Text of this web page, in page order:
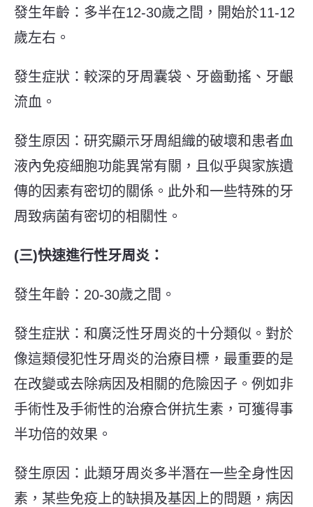
發生年齡：多半在12-30歲之間，開始於11-12
歲左右。
發生症狀：較深的牙周囊袋、牙齒動搖、牙齦
流血。
發生原因：研究顯示牙周組織的破壞和患者血
液內免疫細胞功能異常有關，且似乎與家族遺
傳的因素有密切的關係。此外和一些特殊的牙
周致病菌有密切的相關性。
(三)快速進行性牙周炎：
發生年齡：20-30歲之間。
發生症狀：和廣泛性牙周炎的十分類似。對於
像這類侵犯性牙周炎的治療目標，最重要的是
在改變或去除病因及相關的危險因子。例如非
手術性及手術性的治療合併抗生素，可獲得事
半功倍的效果。
發生原因：此類牙周炎多半潛在一些全身性因
素，某些免疫上的缺損及基因上的問題，病因